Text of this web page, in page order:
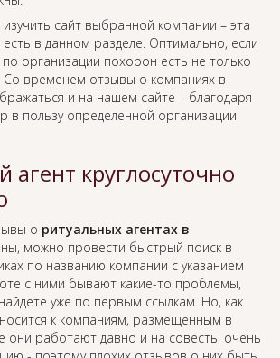
изучить сайт выбранной компании – эта
в данном разделе. Оптимально, если
организации похорон есть не только
временем отзывы о компаниях в
и на нашем сайте – благодаря
в пользу определенной организации
агент круглосуточно
о ритуальных агентах в
можно провести быстрый поиск в
по названию компании с указанием
с ними бывают какие-то проблемы,
уже по первым ссылкам. Но, как
к компаниям, размещенным в
они работают давно и на совесть, очень